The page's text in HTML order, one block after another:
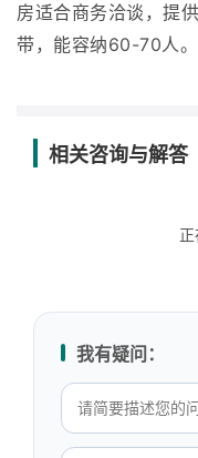
房适合商务洽谈，提
带，能容纳60-70人。
相关咨询与解答
我有疑问：